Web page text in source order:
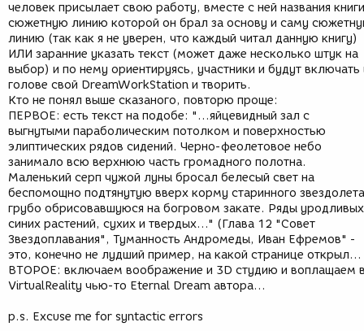
человек присылает свою работу, вместе с ней названия
сюжетную линию которой он брал за основу и саму
линию (так как я не уверен, что каждый читал данную книгу)
ИЛИ заранние указать текст (может даже несколько штук на
выбор) и по нему ориентируясь, участники и будут включать
голове свой DreamWorkStation и творить.
Кто не понял выше сказаного, повторю проще:
ПЕРВОЕ: есть текст на подобе: "...яйцевидный зал с
выгнутыми параболическим потолком и поверхностью
элиптических рядов сидений. Черно-феолетовое небо
занимало всю верхнюю часть громадного полотна.
Маленький серп чужой луны бросал белесый свет на
беспомощно подтянутую вверх корму старинного
грубо обрисовавшуюся на богровом закате. Ряды уродливых
синих растений, сухих и твердых..." (Глава 12 "Совет
Звездоплавания", Туманность Андромеды, Иван Ефремов" -
это, конечно не лудший пример, на какой странице открыл...
ВТОРОЕ: включаем воображение и 3D студию и воплащаем
VirtualReality чью-то Eternal Dream автора...
p.s. Excuse me for syntactic errors